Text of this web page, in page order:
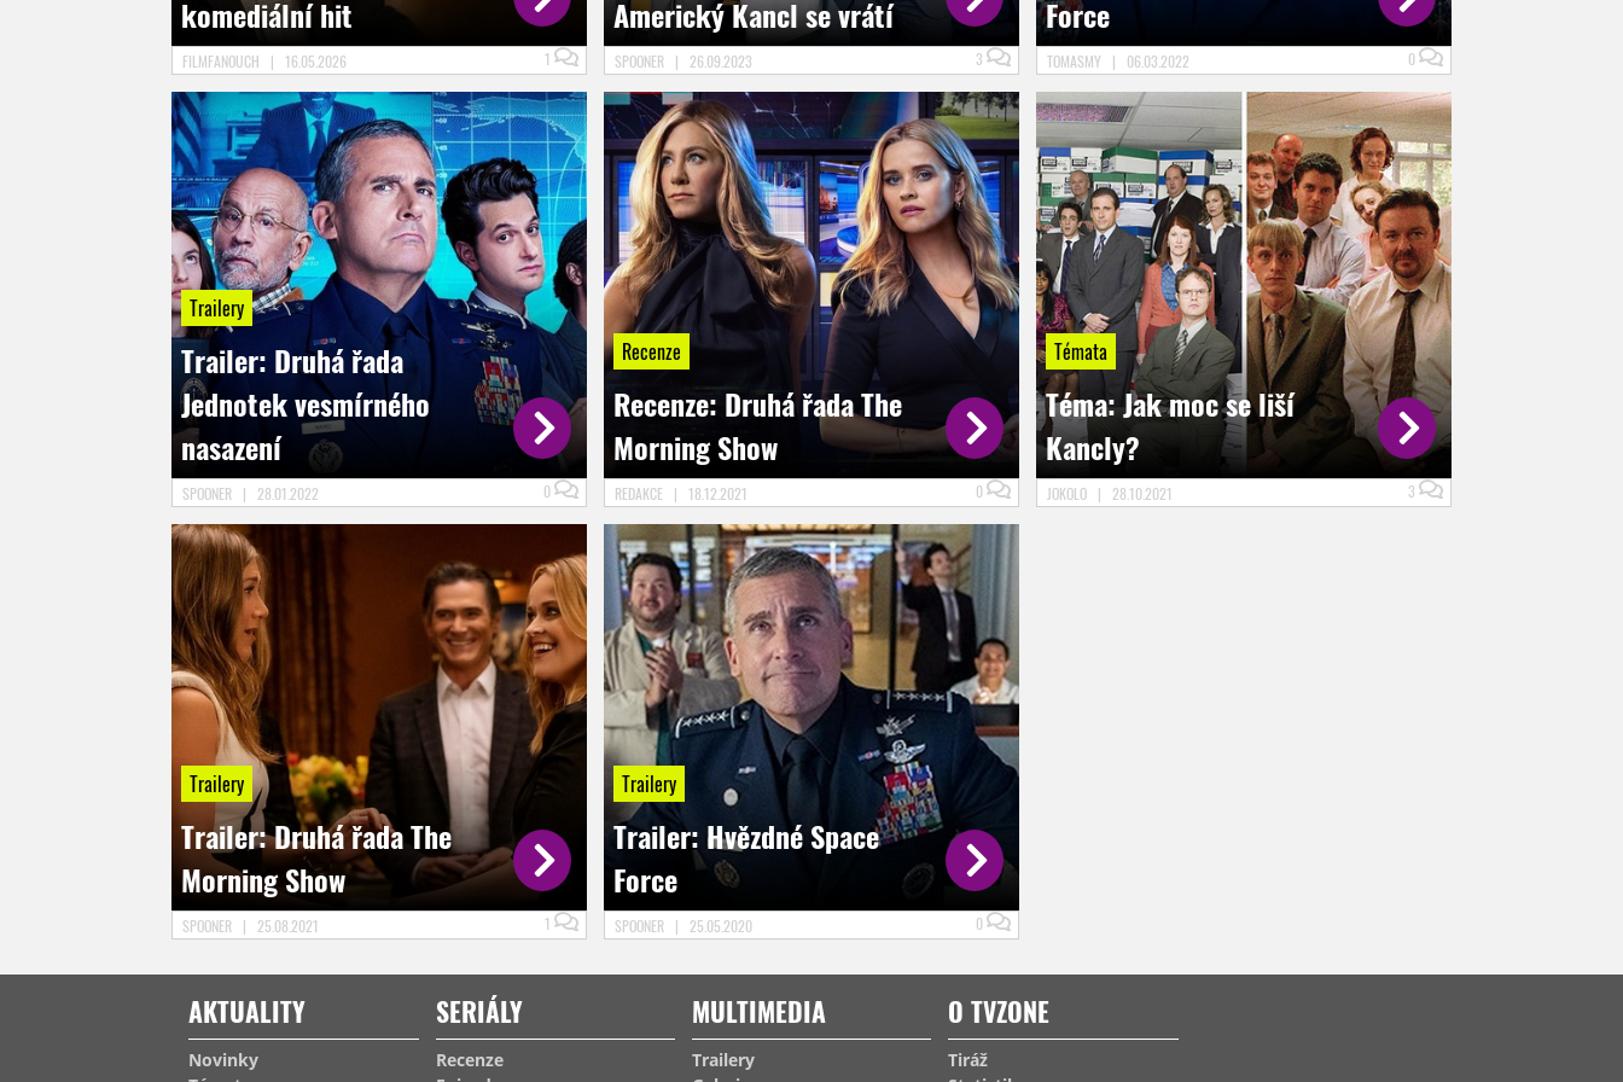
komediální hit
FILMFANOUCH | 16.05.2026 1
Americký Kancl se vrátí
SPOONER | 26.09.2023 3
Force
TOMASMY | 06.03.2022 0
Trailery
Trailer: Druhá řada
Jednotek vesmírného
nasazení
SPOONER | 28.01.2022 0
Recenze
Recenze: Druhá řada The
Morning Show
REDAKCE | 18.12.2021 0
Témata
Téma: Jak moc se liší
Kancly?
JOKOLO | 28.10.2021 3
Trailery
Trailer: Druhá řada The
Morning Show
SPOONER | 25.08.2021 1
Trailery
Trailer: Hvězdné Space
Force
SPOONER | 25.05.2020 0
AKTUALITY
Novinky
SERIÁLY
Recenze
MULTIMEDIA
Trailery
O TVZONE
Tiráž